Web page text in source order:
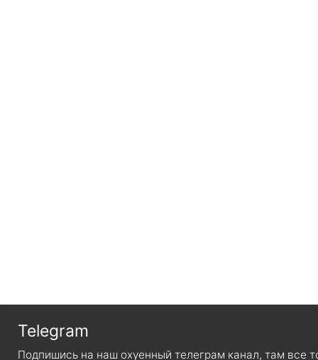
Telegram
Подпишись на наш охуенный телеграм канал, там все